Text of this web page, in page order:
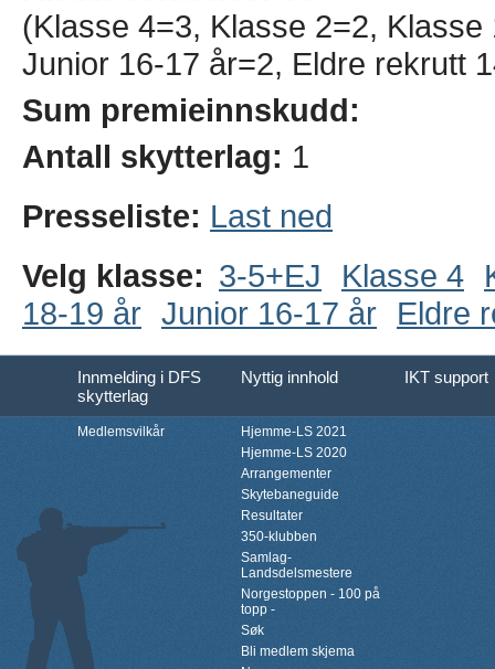
(Klasse 4=3, Klasse 2=2,
Junior 16-17 år=2, Eldre rekrutt
Sum premieinnskudd:
Antall skytterlag: 1
Presseliste: Last ned
Velg klasse: 3-5+EJ Klasse 4
18-19 år Junior 16-17 år Eldre
Innmelding i DFS
skytterlag
Nyttig innhold IKT support
Medlemsvilkår
Hjemme-LS 2021
Hjemme-LS 2020
Arrangementer
Skytebaneguide
Resultater
350-klubben
Samlag-
Landsdelsmestere
Norgestoppen - 100 på
topp -
Søk
Bli medlem skjema